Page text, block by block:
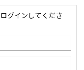
グインしてくださ